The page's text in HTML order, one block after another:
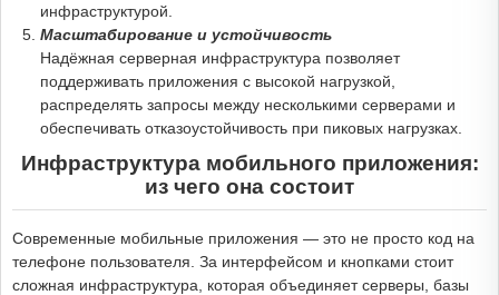
инфраструктурой.
Масштабирование и устойчивость
Надёжная серверная инфраструктура позволяет
поддерживать приложения с высокой нагрузкой,
распределять запросы между несколькими серверами и
обеспечивать отказоустойчивость при пиковых нагрузках.
Инфраструктура мобильного приложения:
из чего она состоит
Современные мобильные приложения — это не просто код на
телефоне пользователя. За интерфейсом и кнопками стоит
сложная инфраструктура, которая объединяет серверы, базы